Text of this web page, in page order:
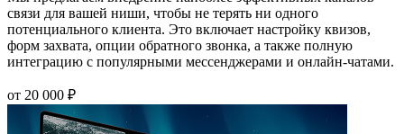
связи для вашей ниши, чтобы не терять ни одного
потенциального клиента. Это включает настройку квизов,
форм захвата, опции обратного звонка, а также полную
интеграцию с популярными мессенджерами и онлайн-чатами.
от 20 000 ₽